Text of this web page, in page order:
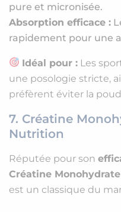
pure et micronisée.
Absorption efficace :
rapidement pour une
Idéal pour : Les
une posologie stricte,
préfèrent éviter la
7. Créatine
Nutrition
Réputée pour son
Créatine
est un classique du